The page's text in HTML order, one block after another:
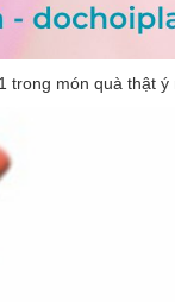
món quà thật ý